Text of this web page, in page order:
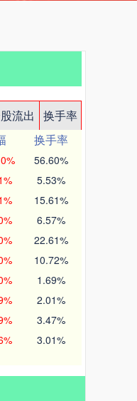
流出
换手率
换手率
56.60%
5.53%
15.61%
6.57%
22.61%
10.72%
1.69%
2.01%
3.47%
3.01%